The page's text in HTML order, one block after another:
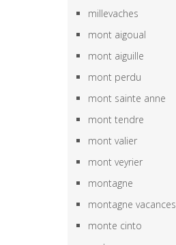
millevaches
mont aigoual
mont aiguille
mont perdu
mont sainte anne
mont tendre
mont valier
mont veyrier
montagne
montagne vacances
monte cinto